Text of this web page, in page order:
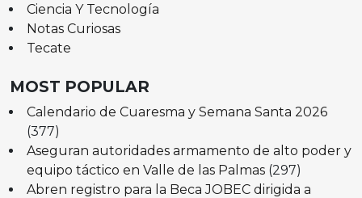
Ciencia Y Tecnología
Notas Curiosas
Tecate
MOST POPULAR
Calendario de Cuaresma y Semana Santa 2026
(377)
Aseguran autoridades armamento de alto poder y
equipo táctico en Valle de las Palmas (297)
Abren registro para la Beca JOBEC dirigida a